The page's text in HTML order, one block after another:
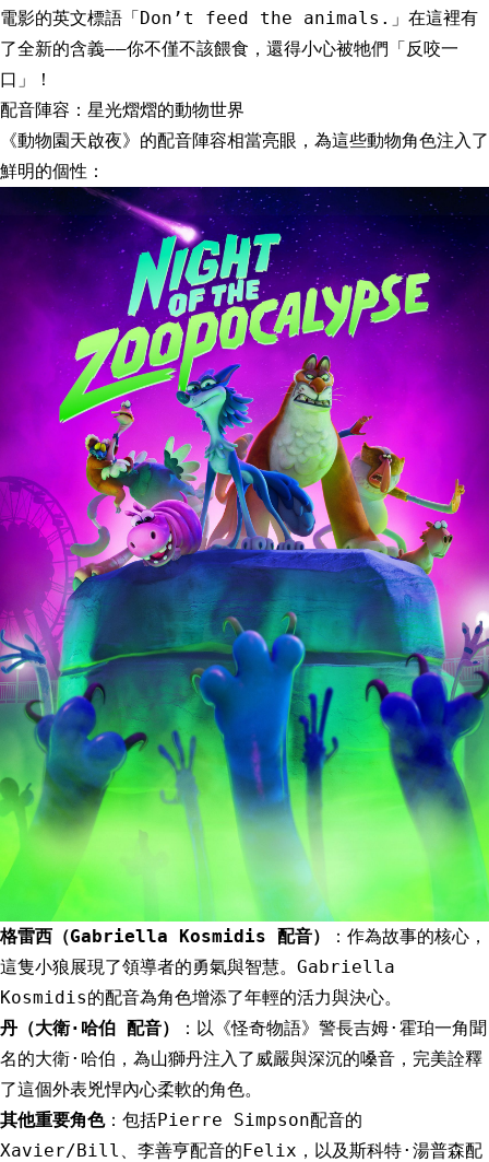
電影的英文標語「Don’t feed the animals.」在這裡有
了全新的含義——你不僅不該餵食，還得小心被牠們「反咬一
口」！
配音陣容：星光熠熠的動物世界
《動物園天啟夜》的配音陣容相當亮眼，為這些動物角色注入了
鮮明的個性：
格雷西（Gabriella Kosmidis 配音）
：作為故事的核心，
這隻小狼展現了領導者的勇氣與智慧。Gabriella
Kosmidis的配音為角色增添了年輕的活力與決心。
丹（大衛·哈伯 配音）
：以《怪奇物語》警長吉姆·霍珀一角聞
名的大衛·哈伯，為山獅丹注入了威嚴與深沉的嗓音，完美詮釋
了這個外表兇悍內心柔軟的角色。
其他重要角色：包括Pierre Simpson配音的
Xavier/Bill、李善亨配音的Felix，以及斯科特·湯普森配